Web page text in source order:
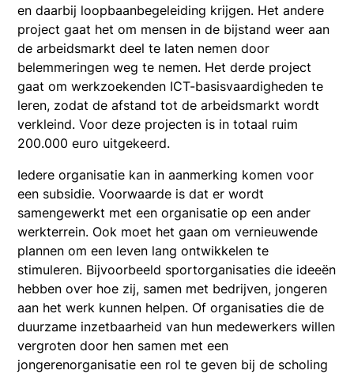
en daarbij loopbaanbegeleiding krijgen. Het andere
project gaat het om mensen in de bijstand weer aan
de arbeidsmarkt deel te laten nemen door
belemmeringen weg te nemen. Het derde project
gaat om werkzoekenden ICT-basisvaardigheden te
leren, zodat de afstand tot de arbeidsmarkt wordt
verkleind. Voor deze projecten is in totaal ruim
200.000 euro uitgekeerd.
Iedere organisatie kan in aanmerking komen voor
een subsidie. Voorwaarde is dat er wordt
samengewerkt met een organisatie op een ander
werkterrein. Ook moet het gaan om vernieuwende
plannen om een leven lang ontwikkelen te
stimuleren. Bijvoorbeeld sportorganisaties die ideeën
hebben over hoe zij, samen met bedrijven, jongeren
aan het werk kunnen helpen. Of organisaties die de
duurzame inzetbaarheid van hun medewerkers willen
vergroten door hen samen met een
jongerenorganisatie een rol te geven bij de scholing